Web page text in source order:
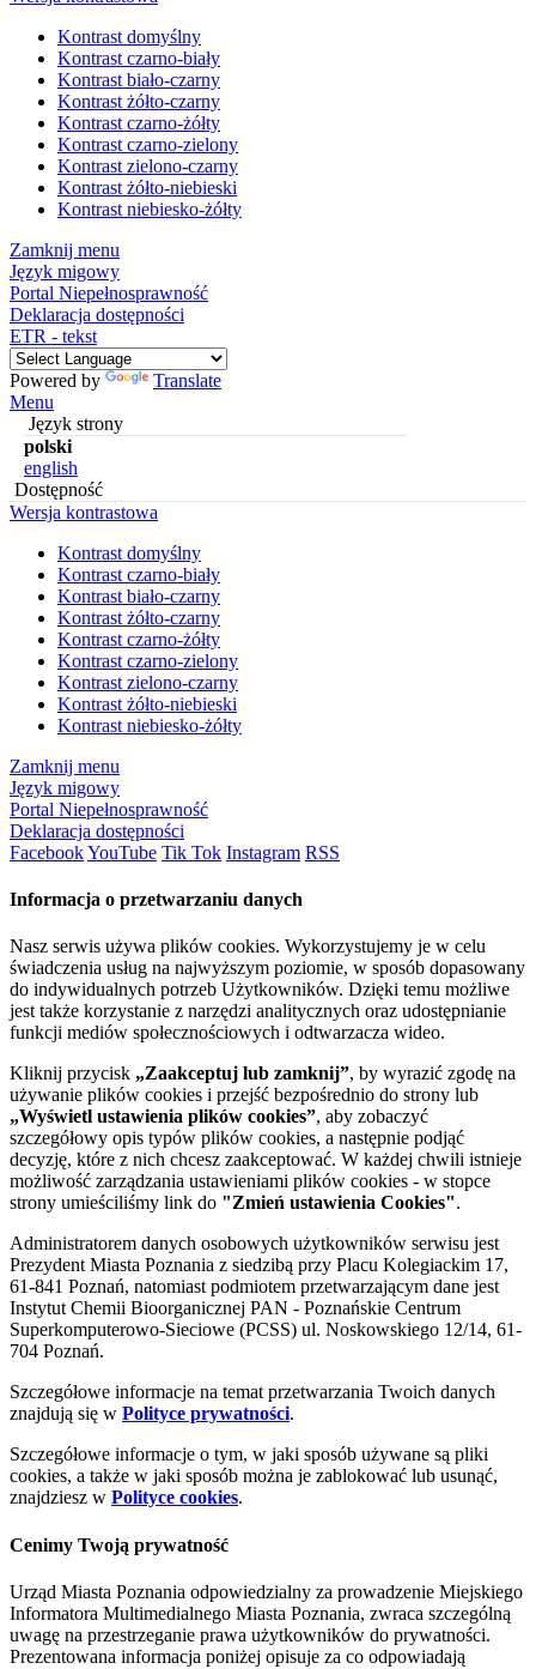
Kontrast domyślny
Kontrast czarno-biały
Kontrast biało-czarny
Kontrast żółto-czarny
Kontrast czarno-żółty
Kontrast czarno-zielony
Kontrast zielono-czarny
Kontrast żółto-niebieski
Kontrast niebiesko-żółty
Zamknij menu
Język migowy
Portal Niepełnosprawność
Deklaracja dostępności
ETR - tekst
Powered by
Translate
Menu
Język strony
polski
english
Dostępność
Wersja kontrastowa
Kontrast domyślny
Kontrast czarno-biały
Kontrast biało-czarny
Kontrast żółto-czarny
Kontrast czarno-żółty
Kontrast czarno-zielony
Kontrast zielono-czarny
Kontrast żółto-niebieski
Kontrast niebiesko-żółty
Zamknij menu
Język migowy
Portal Niepełnosprawność
Deklaracja dostępności
FacebookYouTube Tik Tok Instagram RSS
Informacja o przetwarzaniu danych
Nasz serwis używa plików cookies. Wykorzystujemy je w celu
świadczenia usług na najwyższym poziomie, w sposób dopasowany
do indywidualnych potrzeb Użytkowników. Dzięki temu możliwe
jest także korzystanie z narzędzi analitycznych oraz udostępnianie
funkcji mediów społecznościowych i odtwarzacza wideo.
Kliknij przycisk „Zaakceptuj lub zamknij”, by wyrazić zgodę na
używanie plików cookies i przejść bezpośrednio do strony lub
„Wyświetl ustawienia plików cookies”, aby zobaczyć
szczegółowy opis typów plików cookies, a następnie podjąć
decyzję, które z nich chcesz zaakceptować. W każdej chwili istnieje
możliwość zarządzania ustawieniami plików cookies - w stopce
strony umieściliśmy link do "Zmień ustawienia Cookies".
Administratorem danych osobowych użytkowników serwisu jest
Prezydent Miasta Poznania z siedzibą przy Placu Kolegiackim 17,
61-841 Poznań, natomiast podmiotem przetwarzającym dane jest
Instytut Chemii Bioorganicznej PAN - Poznańskie Centrum
Superkomputerowo-Sieciowe (PCSS) ul. Noskowskiego 12/14, 61-
704 Poznań.
Szczegółowe informacje na temat przetwarzania Twoich danych
znajdują się w Polityce prywatności.
Szczegółowe informacje o tym, w jaki sposób używane są pliki
cookies, a także w jaki sposób można je zablokować lub usunąć,
znajdziesz w Polityce cookies.
Cenimy Twoją prywatność
Urząd Miasta Poznania odpowiedzialny za prowadzenie Miejskiego
Informatora Multimedialnego Miasta Poznania, zwraca szczególną
uwagę na przestrzeganie prawa użytkowników do prywatności.
Prezentowana informacja poniżej opisuje za co odpowiadają